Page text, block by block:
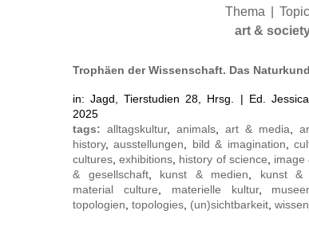
Thema
Topic
art &
Trophäen der Wissenschaft. Das
in: Jagd, Tierstudien 28, Hrsg. | Ed. Jessica
2025
tags: alltagskultur, animals art & media
history,ausstellungen bild & imagination
cultures ,exhibitions history of science image
& gesellschaft, kunst & medien kunst &
material culture
materielle kultur,
topologien topologies (un)sichtbarkeit